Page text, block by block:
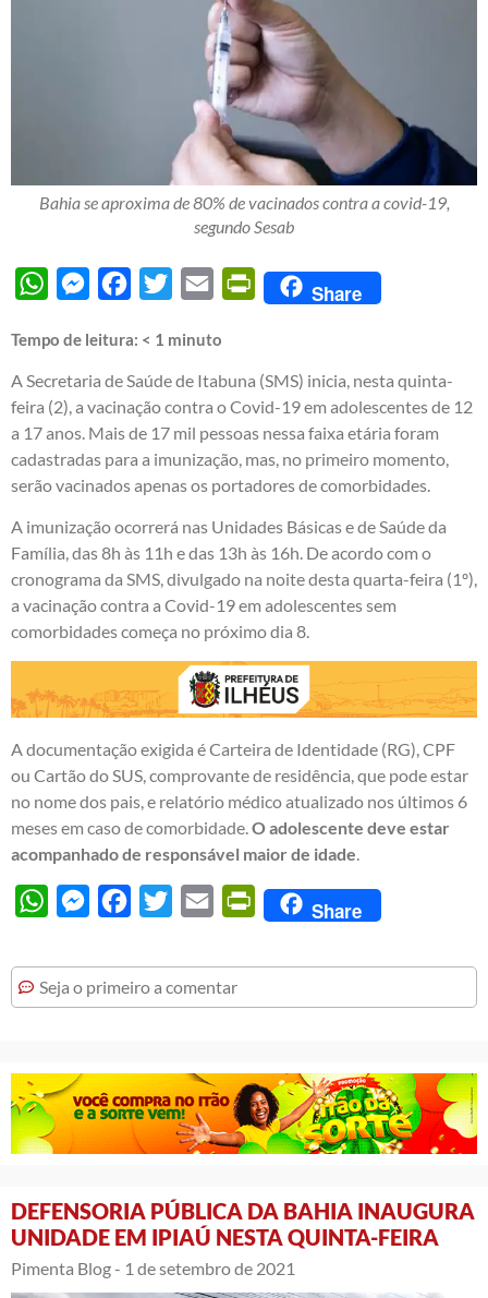
Bahia se aproxima de 80% de vacinados contra a covid-19,
segundo Sesab
WhatsAppMessengerFacebook
Twitter Email PrintFriendly
Share
Tempo de leitura: < 1 minuto
A Secretaria de Saúde de Itabuna (SMS) inicia, nesta quinta-
feira (2), a vacinação contra o Covid-19 em adolescentes de 12
a 17 anos. Mais de 17 mil pessoas nessa faixa etária foram
cadastradas para a imunização, mas, no primeiro momento,
serão vacinados apenas os portadores de comorbidades.
A imunização ocorrerá nas Unidades Básicas e de Saúde da
Família, das 8h às 11h e das 13h às 16h. De acordo com o
cronograma da SMS, divulgado na noite desta quarta-feira (1º),
a vacinação contra a Covid-19 em adolescentes sem
comorbidades começa no próximo dia 8.
A documentação exigida é Carteira de Identidade (RG), CPF
ou Cartão do SUS, comprovante de residência, que pode estar
no nome dos pais, e relatório médico atualizado nos últimos 6
meses em caso de comorbidade.O adolescente deve estar
acompanhado de responsável maior de idade.
WhatsAppMessengerFacebook
Twitter Email PrintFriendly
Share
Seja o primeiro a comentar
DEFENSORIA PÚBLICA DA BAHIA INAUGURA
UNIDADE EM IPIAÚ NESTA QUINTA-FEIRA
Pimenta Blog - 1 de setembro de 2021